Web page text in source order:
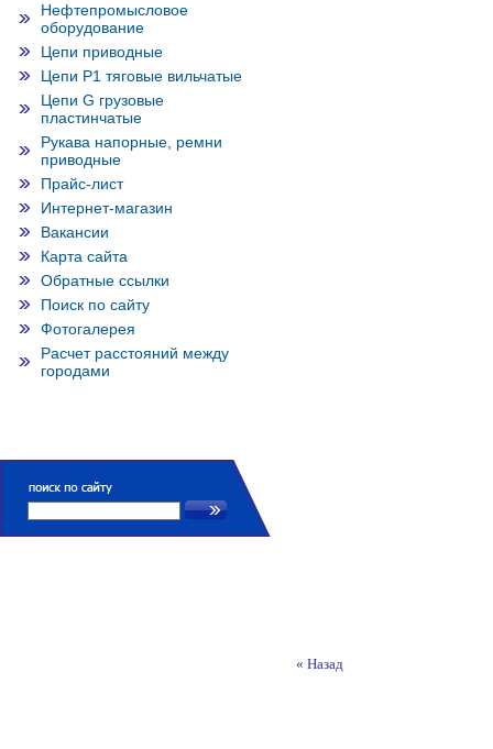
Нефтепромысловое
оборудование
Цепи приводные
Цепи Р1 тяговые вильчатые
Цепи G грузовые
пластинчатые
Рукава напорные, ремни
приводные
Прайс-лист
Интернет-магазин
Вакансии
Карта сайта
Обратные ссылки
Поиск по сайту
Фотогалерея
Расчет расстояний между
городами
« Назад